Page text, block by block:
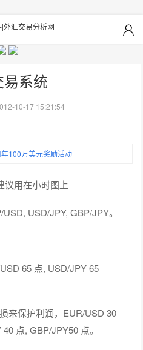
系统
10-17 15:21:54
议用在小时图上
USD/JPY, GBP/JPY。
65 点, USD/JPY 65
来保护利润，EUR/USD 30
点, GBP/JPY50 点。